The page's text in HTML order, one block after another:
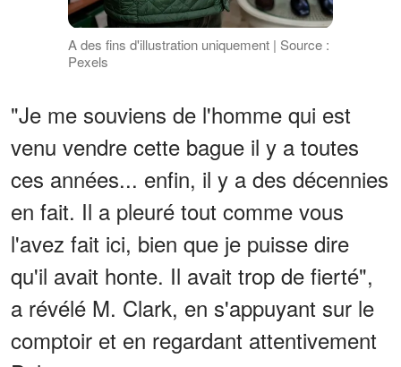
A des fins d'illustration uniquement | Source :
Pexels
"Je me souviens de l'homme qui est
venu vendre cette bague il y a toutes
ces années... enfin, il y a des décennies
en fait. Il a pleuré tout comme vous
l'avez fait ici, bien que je puisse dire
qu'il avait honte. Il avait trop de fierté",
a révélé M. Clark, en s'appuyant sur le
comptoir et en regardant attentivement